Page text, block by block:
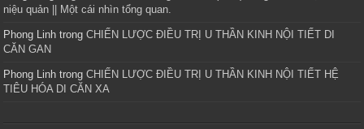
niệu quản || Một cái nhìn tổng quan.
Phong Linh trongCHIẾN LƯỢC ĐIỀU TRỊ U THẦN KINH NỘI TIẾT DI
CĂN GAN
Phong Linh trongCHIẾN LƯỢC ĐIỀU TRỊ U THẦN KINH NỘI TIẾT HỆ
TIÊU HÓA DI CĂN XA